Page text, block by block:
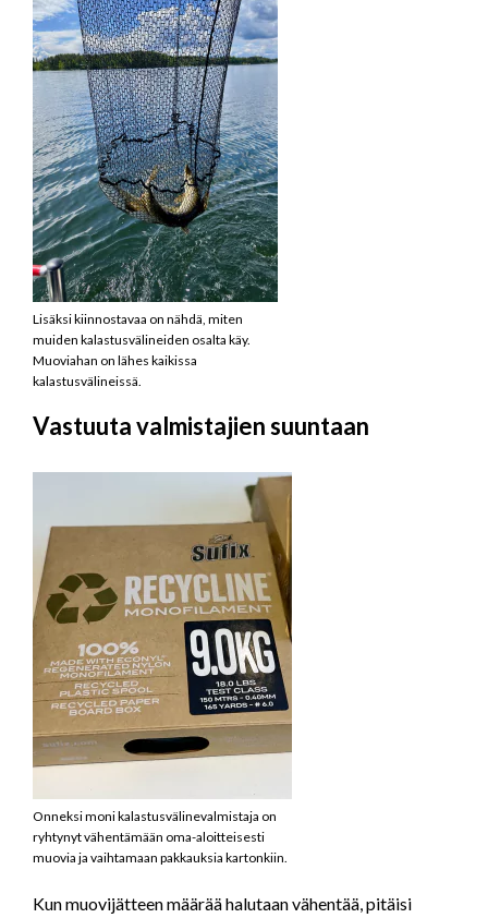
Lisäksi kiinnostavaa on nähdä, miten
muiden kalastusvälineiden osalta käy.
Muoviahan on lähes kaikissa
kalastusvälineissä.
Vastuuta valmistajien suuntaan
Onneksi moni kalastusvälinevalmistaja on
ryhtynyt vähentämään oma-aloitteisesti
muovia ja vaihtamaan pakkauksia kartonkiin.
Kun muovijätteen määrää halutaan vähentää, pitäisi